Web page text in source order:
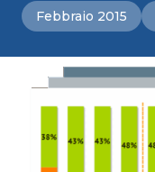
Febbraio 2015